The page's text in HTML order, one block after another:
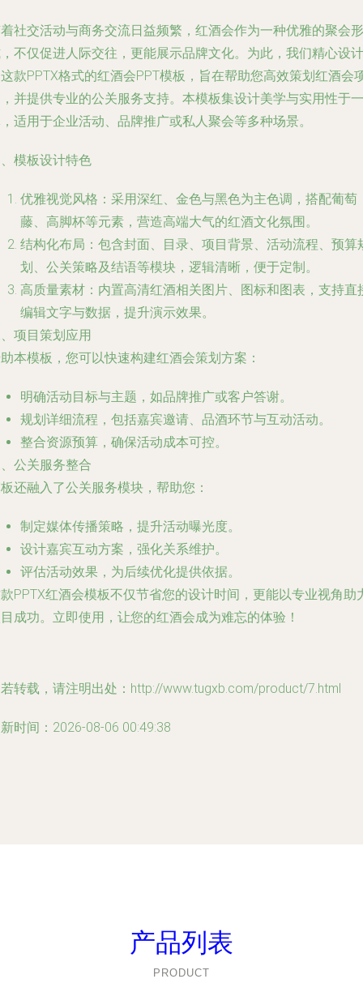
社交活动与商务交流日益频繁，红酒会作为一种优雅的聚会形
不仅促进人际交往，更能展示品牌文化。为此，我们精心设计
款PPTX格式的红酒会PPT模板，旨在帮助您高效策划红酒会
并提供专业的公关服务支持。本模板集设计美学与实用性于一
适用于企业活动、品牌推广或私人聚会等多种场景。
模板设计特色
优雅视觉风格：采用深红、金色与黑色为主色调，搭配葡萄
藤、高脚杯等元素，营造高端大气的红酒文化氛围。
结构化布局：包含封面、目录、项目背景、活动流程、预算
划、公关策略及结语等模块，逻辑清晰，便于定制。
高质量素材：内置高清红酒相关图片、图标和图表，支持直
编辑文字与数据，提升演示效果。
项目策划应用
本模板，您可以快速构建红酒会策划方案：
明确活动目标与主题，如品牌推广或客户答谢。
规划详细流程，包括嘉宾邀请、品酒环节与互动活动。
整合资源预算，确保活动成本可控。
公关服务整合
还融入了公关服务模块，帮助您：
制定媒体传播策略，提升活动曝光度。
设计嘉宾互动方案，强化关系维护。
评估活动效果，为后续优化提供依据。
PPTX红酒会模板不仅节省您的设计时间，更能以专业视角助
成功。立即使用，让您的红酒会成为难忘的体验！
转载，请注明出处：http://www.tugxb.com/product/7.html
时间：2026-08-06 00:49:38
产品列表
PRODUCT